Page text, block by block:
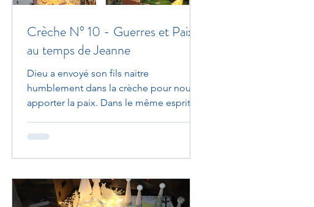
Crèche N° 10 - Guerres et Paix
au temps de Jeanne
Dieu a envoyé son fils naitre
humblement dans la crèche pour nous
apporter la paix. Dans le même esprit,